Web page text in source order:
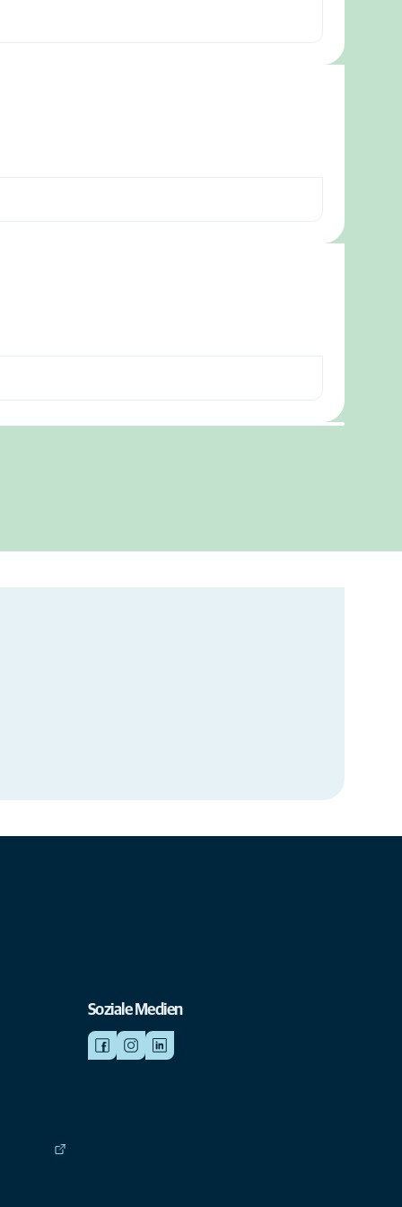
Soziale Medien